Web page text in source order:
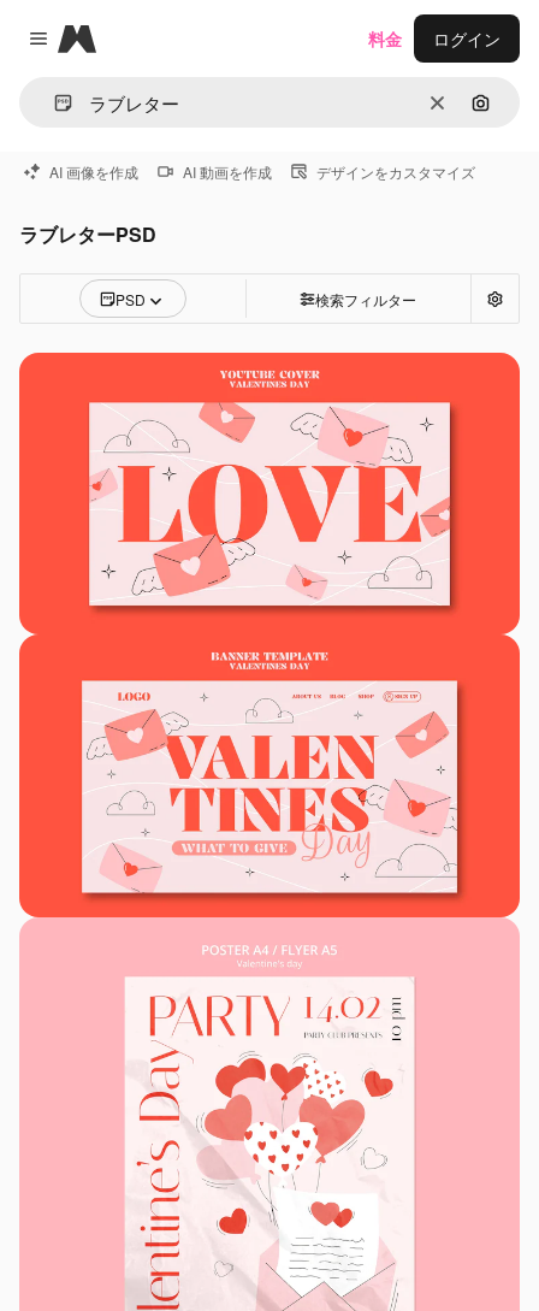
Close menu
Magnific
消去 画像で
料金 ログイン
AI 画像を作成 AI 動画を作成 デザインをカスタマイズ
ラブレターPSD
PSD 検索フィルター